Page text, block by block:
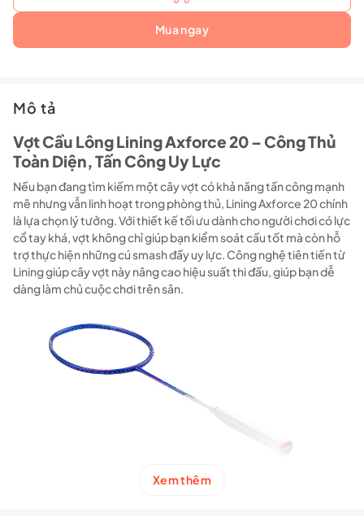
Mua ngay
Mô tả
Vợt Cầu Lông Lining Axforce 20 – Công Thủ
Toàn Diện, Tấn Công Uy Lực
Nếu bạn đang tìm kiếm một cây vợt có khả năng tấn công mạnh
mẽ nhưng vẫn linh hoạt trong phòng thủ, Lining Axforce 20 chính
là lựa chọn lý tưởng. Với thiết kế tối ưu dành cho người chơi có lực
cổ tay khá, vợt không chỉ giúp bạn kiểm soát cầu tốt mà còn hỗ
trợ thực hiện những cú smash đầy uy lực. Công nghệ tiên tiến từ
Lining giúp cây vợt này nâng cao hiệu suất thi đấu, giúp bạn dễ
dàng làm chủ cuộc chơi trên sân.
Xem thêm